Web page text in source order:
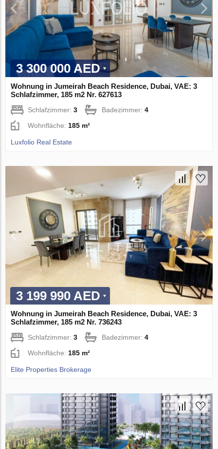
3 300 000 AED
Wohnung in Jumeirah Beach Residence, Dubai, VAE: 3
Schlafzimmer, 185 m2 Nr. 627613
Schlafzimmer:3 Badezimmer:4
Wohnfläche: 185 m²
Luxfolio Real Estate
3 199 990 AED
Wohnung in Jumeirah Beach Residence, Dubai, VAE: 3
Schlafzimmer, 185 m2 Nr. 736243
Schlafzimmer:3 Badezimmer:4
Wohnfläche: 185 m²
Elite Properties Brokerage